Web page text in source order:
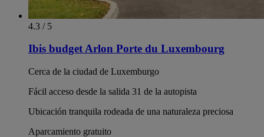
4.3 / 5
Ibis budget Arlon Porte du Luxembourg
Cerca de la ciudad de Luxemburgo
Fácil acceso desde la salida 31 de la autopista
Ubicación tranquila rodeada de una naturaleza preciosa
Aparcamiento gratuito